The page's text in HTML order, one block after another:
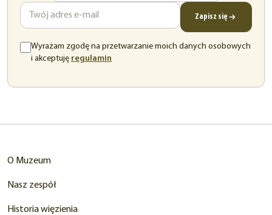
Zapisz się
Wyrażam zgodę na przetwarzanie moich danych osobowych
i akceptuję regulamin
O Muzeum
Nasz zespół
Historia więzienia